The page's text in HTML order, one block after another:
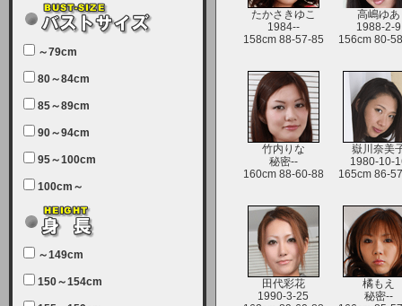
本日、サーバーメンテナンスのため
ユーザー様には大変ご迷惑をおかけ
しました。無事、メンテナンスが完
致します。
2025-06-11 (水)
【サーバーメンテナンス実施につい
7月5日（土曜日）午前7：00から午
テナンスを実施します。ユーザー様
にはご迷惑をおかけしますがご理解
いただけます様、宜しくお願い致し
～79cm
80～84cm
85～89cm
90～94cm
95～100cm
100cm～
～149cm
150～154cm
たかさきゆこ
1984--
158cm 88-57-85
高嶋ゆあ
1988-2-9
156cm 80-
竹内りな
秘密--
160cm 88-60-88
嶽川奈美
1980-10-
165cm 86-
田代彩花
1990-3-25
橘もえ
秘密--